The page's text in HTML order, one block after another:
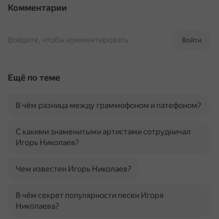
Комментарии
Войти
Войдите, чтобы комментировать
Ещё по теме
В чём разница между граммофоном и патефоном?
С какими знаменитыми артистами сотрудничал
Игорь Николаев?
Чем известен Игорь Николаев?
В чём секрет популярности песен Игоря
Николаева?